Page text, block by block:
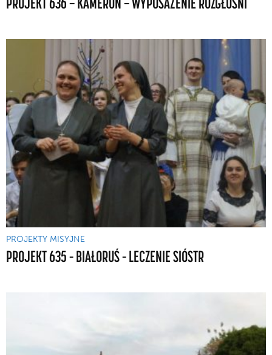
PROJEKTY MISYJNE
PROJEKT 635 – BIAŁORUŚ – LECZENIE SIÓSTR